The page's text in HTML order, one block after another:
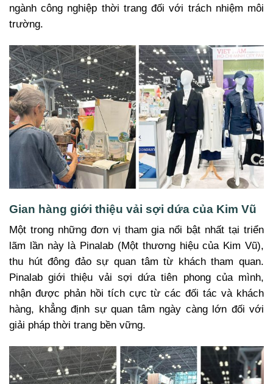
ngành công nghiệp thời trang đối với trách nhiệm môi
trường.
Gian hàng giới thiệu vải sợi dứa của Kim Vũ
Một trong những đơn vị tham gia nổi bật nhất tại triển
lãm lần này là Pinalab (Một thương hiệu của Kim Vũ),
thu hút đông đảo sự quan tâm từ khách tham quan.
Pinalab giới thiệu vải sợi dứa tiên phong của mình,
nhận được phản hồi tích cực từ các đối tác và khách
hàng, khẳng định sự quan tâm ngày càng lớn đối với
giải pháp thời trang bền vững.